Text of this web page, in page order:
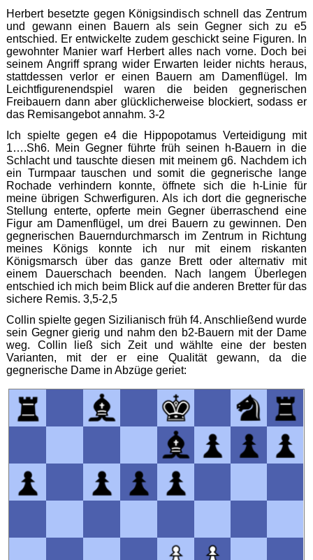
Herbert besetzte gegen Königsindisch schnell das Zentrum
und gewann einen Bauern als sein Gegner sich zu e5
entschied. Er entwickelte zudem geschickt seine Figuren. In
gewohnter Manier warf Herbert alles nach vorne. Doch bei
seinem Angriff sprang wider Erwarten leider nichts heraus,
stattdessen verlor er einen Bauern am Damenflügel. Im
Leichtfigurenendspiel waren die beiden gegnerischen
Freibauern dann aber glücklicherweise blockiert, sodass er
das Remisangebot annahm. 3-2
Ich spielte gegen e4 die Hippopotamus Verteidigung mit
1….Sh6. Mein Gegner führte früh seinen h-Bauern in die
Schlacht und tauschte diesen mit meinem g6. Nachdem ich
ein Turmpaar tauschen und somit die gegnerische lange
Rochade verhindern konnte, öffnete sich die h-Linie für
meine übrigen Schwerfiguren. Als ich dort die gegnerische
Stellung enterte, opferte mein Gegner überraschend eine
Figur am Damenflügel, um drei Bauern zu gewinnen. Den
gegnerischen Bauerndurchmarsch im Zentrum in Richtung
meines Königs konnte ich nur mit einem riskanten
Königsmarsch über das ganze Brett oder alternativ mit
einem Dauerschach beenden. Nach langem Überlegen
entschied ich mich beim Blick auf die anderen Bretter für das
sichere Remis. 3,5-2,5
Collin spielte gegen Sizilianisch früh f4. Anschließend wurde
sein Gegner gierig und nahm den b2-Bauern mit der Dame
weg. Collin ließ sich Zeit und wählte eine der besten
Varianten, mit der er eine Qualität gewann, da die
gegnerische Dame in Abzüge geriet: